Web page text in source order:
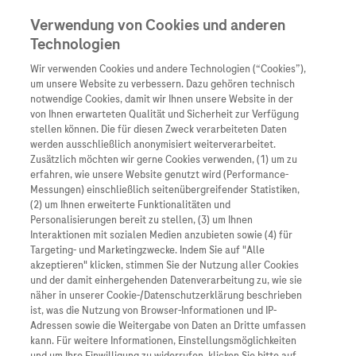
Unternehmen
Übersicht
Wer wir sind
Was uns antreibt
Unsere Standorte
Roche Stories
Events
Innovation
Übersicht
Forschung
Personalisierte
Digitalisierung
Blog Zukunftslabor
Verwendung von Cookies und anderen
Technologien
Wir verwenden Cookies und andere Technologien (“Cookies”),
um unsere Website zu verbessern. Dazu gehören technisch
notwendige Cookies, damit wir Ihnen unsere Website in der
von Ihnen erwarteten Qualität und Sicherheit zur Verfügung
stellen können. Die für diesen Zweck verarbeiteten Daten
werden ausschließlich anonymisiert weiterverarbeitet.
Zusätzlich möchten wir gerne Cookies verwenden, (1) um zu
erfahren, wie unsere Website genutzt wird (Performance-
Messungen) einschließlich seitenübergreifender Statistiken,
(2) um Ihnen erweiterte Funktionalitäten und
Personalisierungen bereit zu stellen, (3) um Ihnen
Interaktionen mit sozialen Medien anzubieten sowie (4) für
Targeting- und Marketingzwecke. Indem Sie auf "Alle
akzeptieren" klicken, stimmen Sie der Nutzung aller Cookies
und der damit einhergehenden Datenverarbeitung zu, wie sie
näher in unserer Cookie-/Datenschutzerklärung beschrieben
ist, was die Nutzung von Browser-Informationen und IP-
Adressen sowie die Weitergabe von Daten an Dritte umfassen
kann. Für weitere Informationen, Einstellungsmöglichkeiten